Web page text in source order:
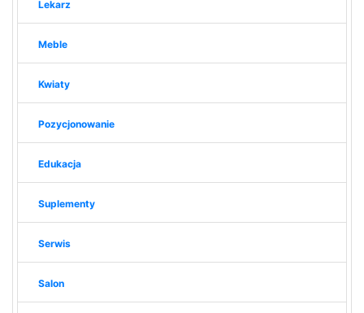
Lekarz
Meble
Kwiaty
Pozycjonowanie
Edukacja
Suplementy
Serwis
Salon